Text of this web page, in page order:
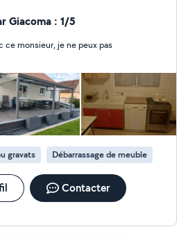
Giacoma : 1/5
ce monsieur, je ne peux pas
gravats Débarrassage de meuble
Contacter